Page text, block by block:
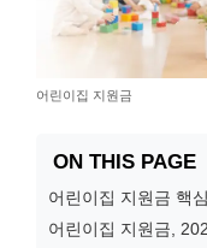
어린이집 지원금
ON THIS PAGE
어린이집 지원금 핵
어린이집 지원금,